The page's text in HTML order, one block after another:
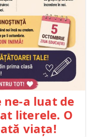
a luat de
literele. O
viața!